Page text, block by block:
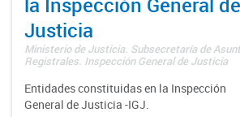
Justicia
Ministerio de Justicia. Subsecretaría de
Registrales. Inspección General de Justicia
Entidades constituidas en la Inspección
General de Justicia -IGJ.